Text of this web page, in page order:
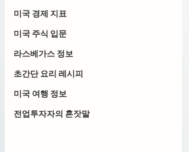
미국 경제 지표
미국 주식 입문
라스베가스 정보
초간단 요리 레시피
미국 여행 정보
전업투자자의 혼잣말